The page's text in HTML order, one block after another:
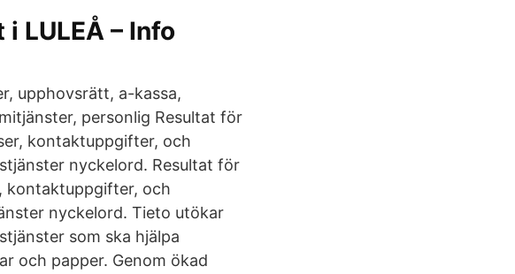
LULEÅ – Info
upphovsrätt, a-kassa,
personlig Resultat för
kontaktuppgifter, och
nyckelord. Resultat för
kontaktuppgifter, och
nyckelord. Tieto utökar
som ska hjälpa
och papper. Genom ökad